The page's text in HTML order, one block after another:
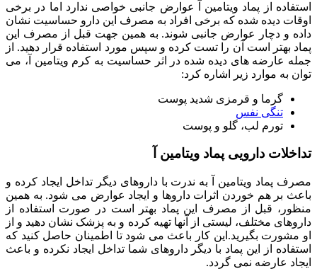
استفاده از پماد ویتامین آ عوارض جانبی خواصی ندارد اما در برخی
اوقات دیده شده که برخی افراد به مصرف این دارو حساسیت نشان
داده و دچار عوارض جانبی شوند. به همین جهت قبل از مصرف این
پماد بهتر است آن را تست کرده و سپس مورد استفاده قرار دهید. از
جمله عارضه های دیده شده در اثر حساسیت به کرم ویتامین آ، می
توان به موارد زیر اشاره کرد:
گرما و قرمزی شدید پوست
تنگی نفس
تورم لب، گلو و پوست
تداخلات دارویی پماد ویتامین آ
مصرف پماد ویتامین آ به ندرت با داروهای دیگر تداخل ایجاد کرده و
باعث بر هم خوردن اثرات داروها و ایجاد عوارض می شود. به همین
منظور، قبل از مصرف این پماد بهتر است در صورت استفاده از
داروهای مختلف، لیستی از آنها تهیه کرده و به پزشک نشان دهید و از
او مشورت بگیرید.این کار باعث می شود تا اطمینان حاصل کنید که
استفاده از این پماد با دیگر داروهای شما تداخل ایجاد نکرده و باعث
ایجاد عارضه نمی گردد.